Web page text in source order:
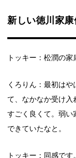
新しい徳川家
トッキー：松潤の家
くろりん：最初は
て、なかなか受け入
すごく良くて。弱い
できていたなと。
トッキー：同感で